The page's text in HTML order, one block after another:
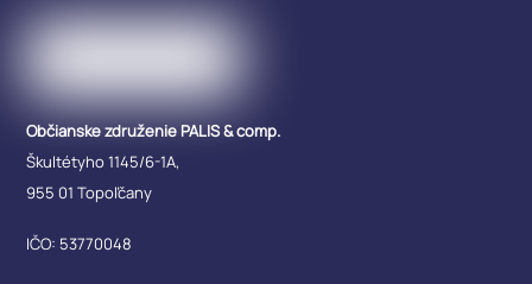
Občianske združenie PALIS & comp.
Škultétyho 1145/6-1A,
955 01 Topoľčany
IČO: 53770048